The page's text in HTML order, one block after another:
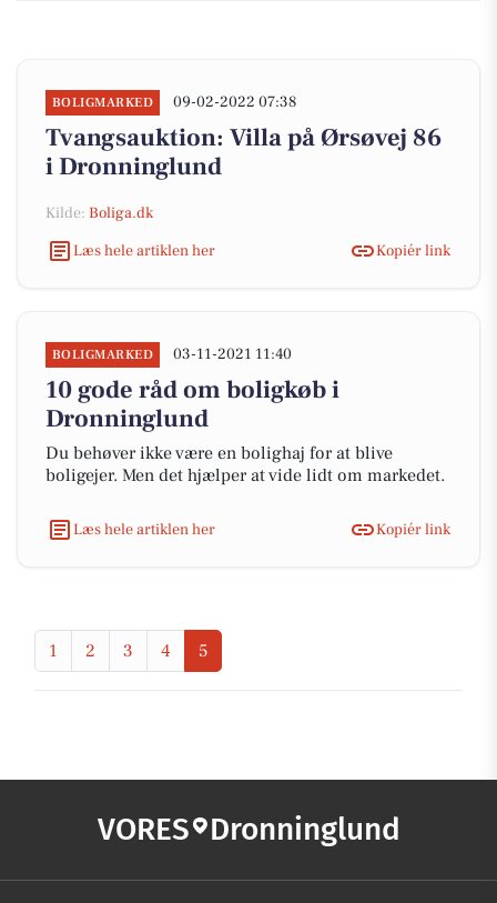
BOLIGMARKED 09-02-2022 07:38
Tvangsauktion: Villa på Ørsøvej 86
i Dronninglund
Kilde: Boliga.dk
Læs hele artiklen her
Kopiér link
BOLIGMARKED 03-11-2021 11:40
10 gode råd om boligkøb i
Dronninglund
Du behøver ikke være en bolighaj for at blive
boligejer. Men det hjælper at vide lidt om markedet.
Læs hele artiklen her Kopiér link
1 2 3 4 5
VORES Dronninglund